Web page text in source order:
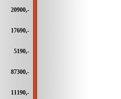
20900,-
17690,-
5190,-
87300,-
11190,-